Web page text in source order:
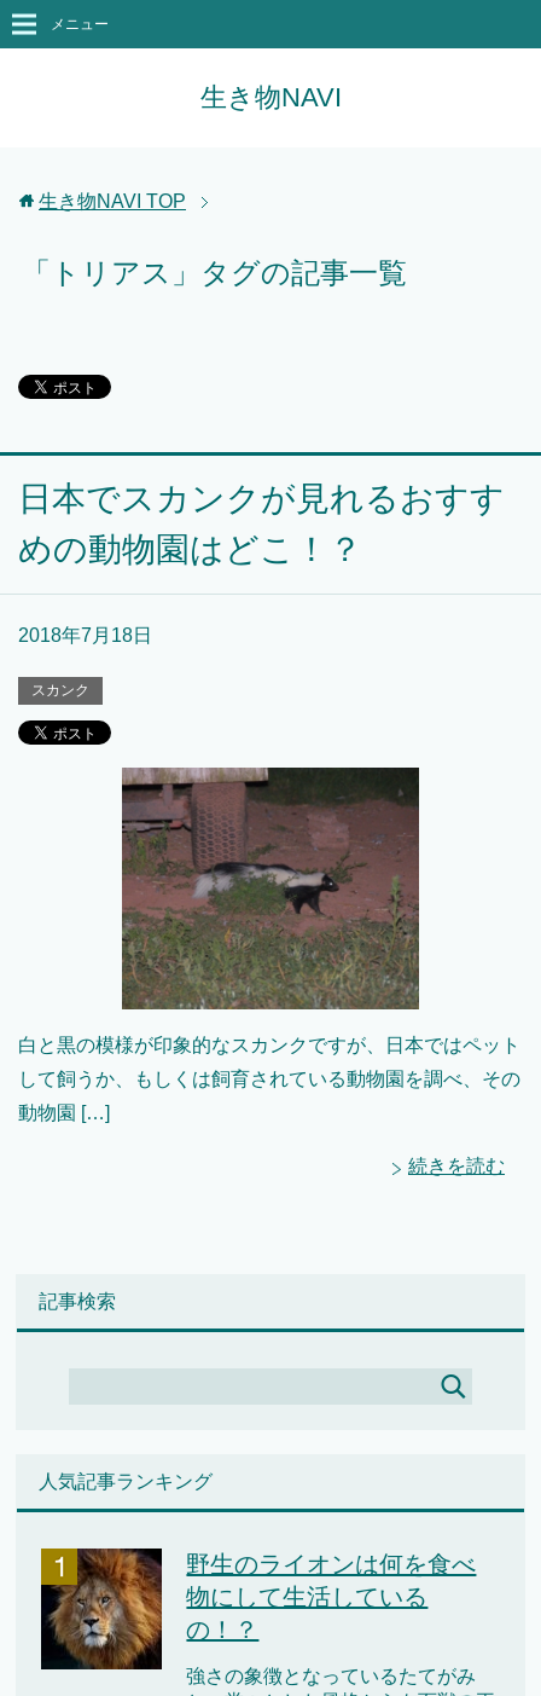
生き物NAVI
メニュー
生き物NAVI TOP
「トリアス」タグの記事一覧
日本でスカンクが見れるおすす
めの動物園はどこ！？
2018年7月18日
スカンク
白と黒の模様が印象的なスカンクですが、日本ではペット
して飼うか、もしくは飼育されている動物園を調べ、その
動物園 […]
続きを読む
記事検索
人気記事ランキング
野生のライオンは何を食べ
物にして生活している
の！？
強さの象徴となっているたてがみ